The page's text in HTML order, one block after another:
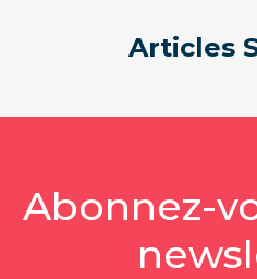
Articles
Abonnez-